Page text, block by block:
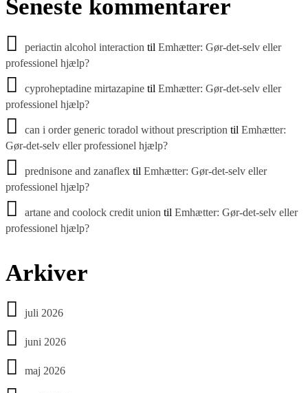
Seneste kommentarer
periactin alcohol interaction til Emhætter: Gør-det-selv eller
professionel hjælp?
cyproheptadine mirtazapinetil Emhætter: Gør-det-selv eller
professionel hjælp?
can i order generic toradol without prescription til Emhætter:
Gør-det-selv eller professionel hjælp?
prednisone and zanaflextil Emhætter: Gør-det-selv eller
professionel hjælp?
artane and coolock credit union til Emhætter: Gør-det-selv eller
professionel hjælp?
Arkiver
juli 2026
juni 2026
maj 2026